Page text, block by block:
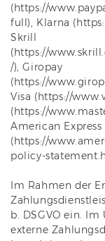
(https://
full), Klarna
Skrill
(https://
/), Giropay
(https://
Visa (https://
(https://
American Express
(https://
policy-
Im Rahmen der
b. DSGVO ein.
externe